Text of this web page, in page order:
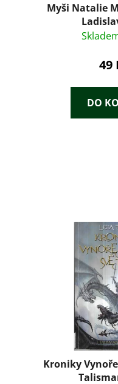
Myši Natalie
49
DO
Kroniky